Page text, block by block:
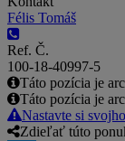
Félis Tomáš
Ref. Č.
100-18-40997-5
Táto pozícia je
Táto pozícia je
Nastavte si
Zdieľať túto